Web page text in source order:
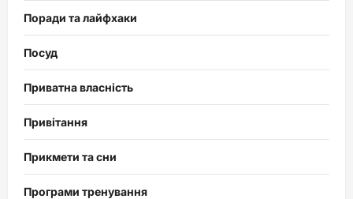
Поради та лайфхаки
Посуд
Приватна власність
Привітання
Прикмети та сни
Програми тренування